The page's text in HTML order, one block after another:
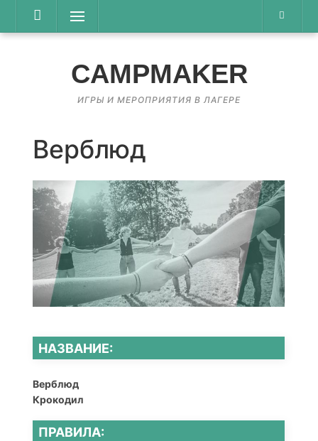
содержимому
Меню
CAMPMAKER
ИГРЫ И МЕРОПРИЯТИЯ В ЛАГЕРЕ
Верблюд
НАЗВАНИЕ:
Верблюд
Крокодил
ПРАВИЛА: